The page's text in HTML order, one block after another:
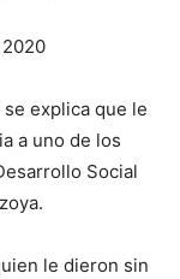
explica que le
a uno de los
Social
le dieron sin